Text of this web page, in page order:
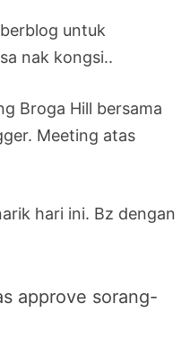
untuk
nak kongsi..
Broga Hill bersama
Meeting atas
hari ini. Bz dengan
approve sorang-